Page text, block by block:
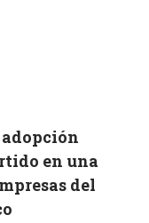
adopción
en una
del